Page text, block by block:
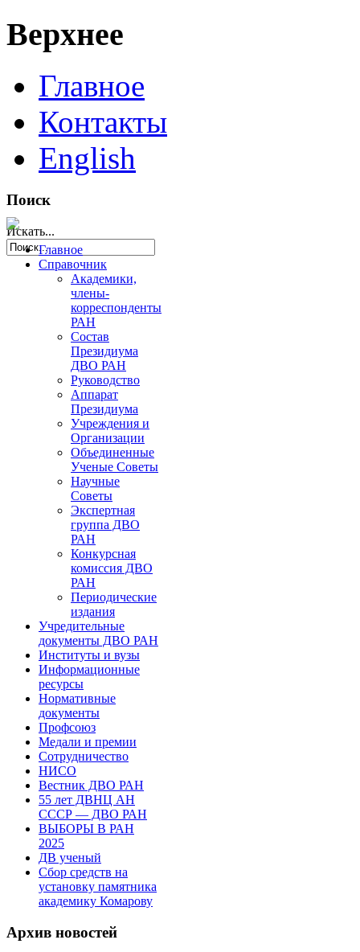
Верхнее
Главное
Контакты
English
Поиск
Искать...
Главное
Справочник
Академики,
члены-
корреспонденты
РАН
Состав
Президиума
ДВО РАН
Руководство
Аппарат
Президиума
Учреждения и
Организации
Объединенные
Ученые Советы
Научные
Советы
Экспертная
группа ДВО
РАН
Конкурсная
комиссия ДВО
РАН
Периодические
издания
Учредительные
документы ДВО РАН
Институты и вузы
Информационные
ресурсы
Нормативные
документы
Профсоюз
Медали и премии
Сотрудничество
НИСО
Вестник ДВО РАН
55 лет ДВНЦ АН
СССР — ДВО РАН
ВЫБОРЫ В РАН
2025
ДВ ученый
Сбор средств на
установку памятника
академику Комарову
Архив новостей